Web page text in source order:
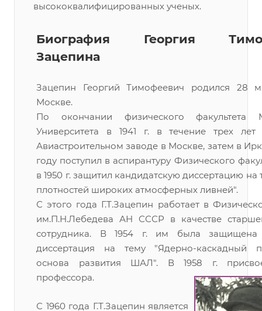
высококвалифицированных ученых.
Биография Георгия
Зацепина
Зацепин Георгий Тимофеевич родился 28
Москве.
По окончании физического факультета
Университета в 1941 г. в течение трех
Авиастроительном заводе в Москве, затем в
году поступил в аспирантуру Физического
в 1950 г. защитил кандидатскую диссертацию на
плотностей широких атмосферных ливней".
С этого года Г.Т.Зацепин работает в
им.П.Н.Лебедева АН СССР в качестве
сотрудника. В 1954 г. им была защищена
диссертация на тему "Ядерно-каскадный
основа развития ШАЛ". В 1958 г.
профессора.
С 1960 года Г.Т.Зацепин является